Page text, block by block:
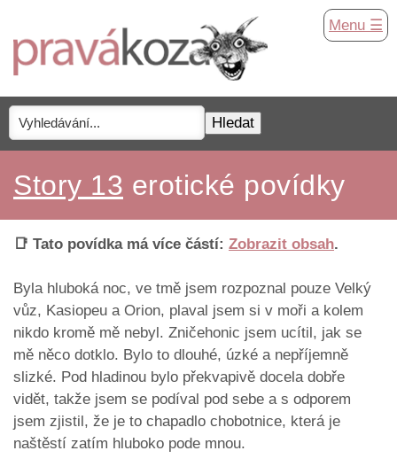
Menu ☰
Story 13 erotické povídky
📑 Tato povídka má více částí: Zobrazit obsah.
Byla hluboká noc, ve tmě jsem rozpoznal pouze Velký
vůz, Kasiopeu a Orion, plaval jsem si v moři a kolem
nikdo kromě mě nebyl. Zničehonic jsem ucítil, jak se
mě něco dotklo. Bylo to dlouhé, úzké a nepříjemně
slizké. Pod hladinou bylo překvapivě docela dobře
vidět, takže jsem se podíval pod sebe a s odporem
jsem zjistil, že je to chapadlo chobotnice, která je
naštěstí zatím hluboko pode mnou.